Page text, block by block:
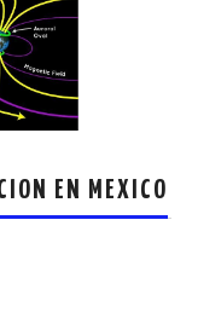
EN MEXICO